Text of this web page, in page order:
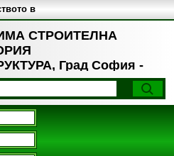
СТРОИТЕЛНА
Град София -
в